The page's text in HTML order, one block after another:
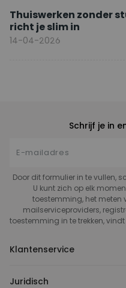
Thuiswerken zonder
richt je slim in
14-04-2026
Schrijf je in
Door dit formulier in te vullen,
U kunt zich op elk
toestemming, het meten
mailserviceproviders,
toestemming in te trekken,
Klantenservice
Juridisch